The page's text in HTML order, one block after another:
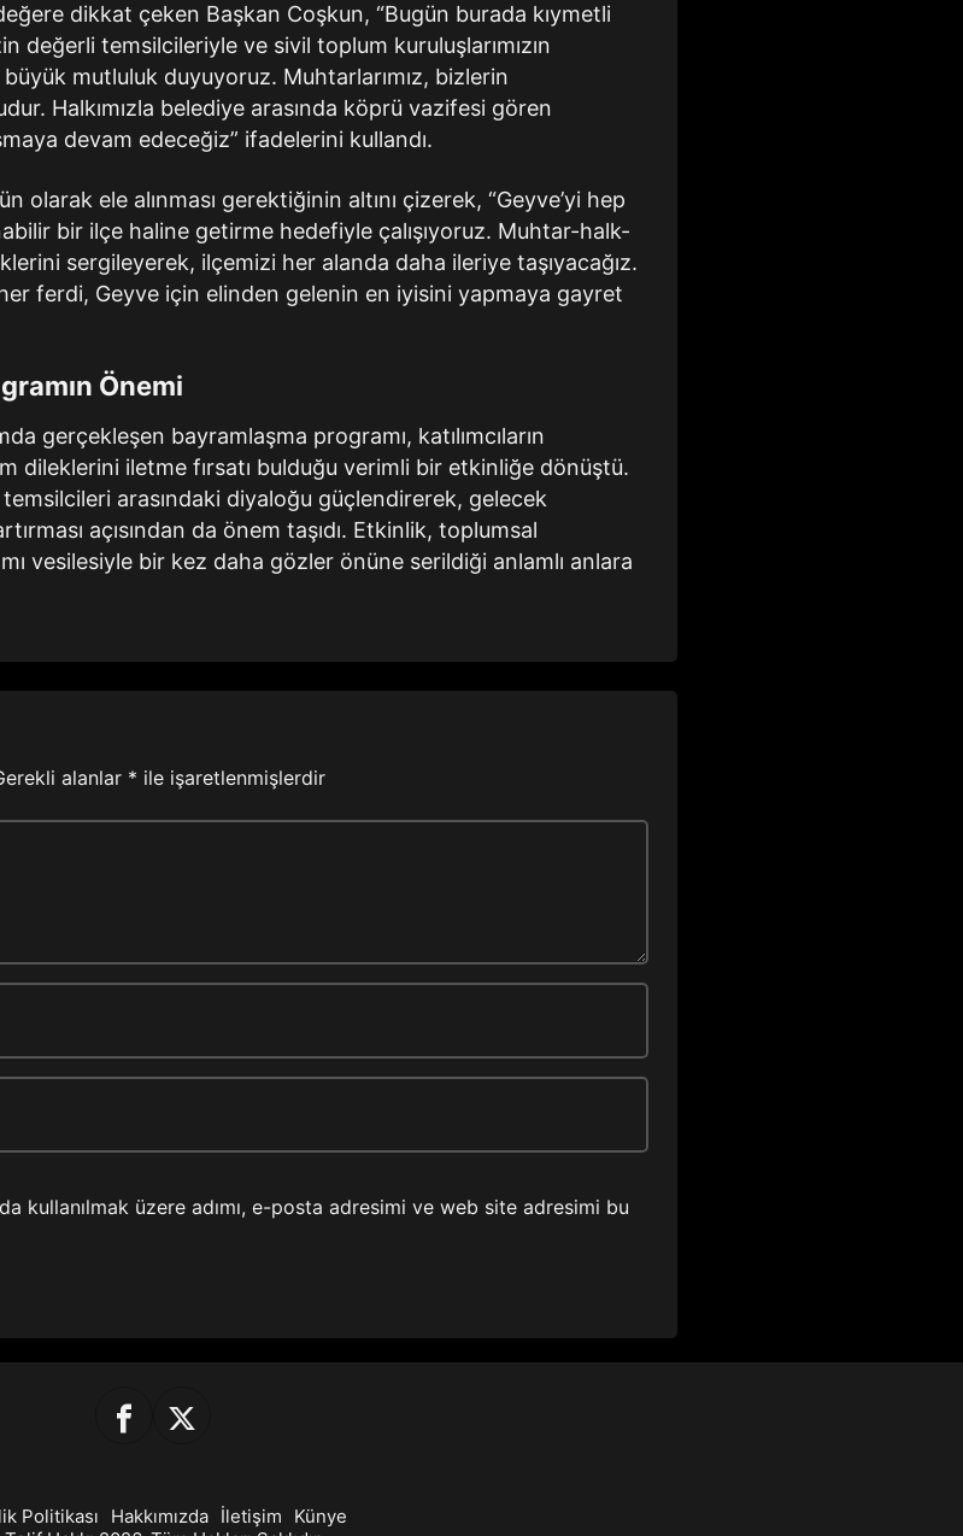
dikkat çeken Başkan Coşkun, “Bugün burada kıymetli
değerli temsilcileriyle ve sivil toplum kuruluşlarımızın
mutluluk duyuyoruz. Muhtarlarımız, bizlerin
Halkımızla belediye arasında köprü vazifesi gören
devam edeceğiz” ifadelerini kullandı.
olarak ele alınması gerektiğinin altını çizerek, “Geyve’yi hep
bir ilçe haline getirme hedefiyle çalışıyoruz. Muhtar-halk-
sergileyerek, ilçemizi her alanda daha ileriye taşıyacağız.
ferdi, Geyve için elinden gelenin en iyisini yapmaya gayret
Önemi
gerçekleşen bayramlaşma programı, katılımcıların
dileklerini iletme fırsatı bulduğu verimli bir etkinliğe dönüştü.
arasındaki diyaloğu güçlendirerek, gelecek
açısından da önem taşıdı. Etkinlik, toplumsal
vesilesiyle bir kez daha gözler önüne serildiği anlamlı anlara
alanlar * ile işaretlenmişlerdir
kullanılmak üzere adımı, e-posta adresimi ve web site adresimi bu
Politikası Hakkımızda İletişim
Künye